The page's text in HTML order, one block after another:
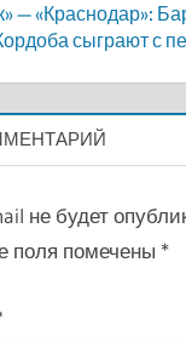
— «Краснодар»:
сыграют с
не будет
поля помечены *